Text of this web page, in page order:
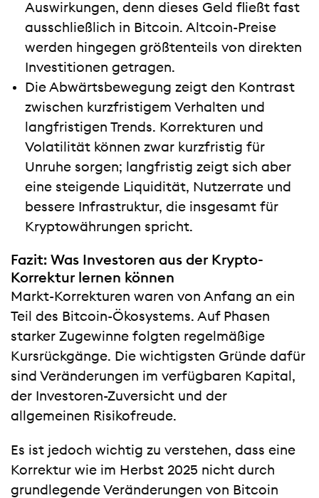
Auswirkungen, denn dieses Geld fließt fast
ausschließlich in Bitcoin. Altcoin-Preise
werden hingegen größtenteils von direkten
Investitionen getragen.
Die Abwärtsbewegung zeigt den Kontrast
zwischen kurzfristigem Verhalten und
langfristigen Trends. Korrekturen und
Volatilität können zwar kurzfristig für
Unruhe sorgen; langfristig zeigt sich aber
eine steigende Liquidität, Nutzerrate und
bessere Infrastruktur, die insgesamt für
Kryptowährungen spricht.
Fazit: Was Investoren aus der Krypto-
Korrektur lernen können
Markt-Korrekturen waren von Anfang an ein
Teil des Bitcoin-Ökosystems. Auf Phasen
starker Zugewinne folgten regelmäßige
Kursrückgänge. Die wichtigsten Gründe dafür
sind Veränderungen im verfügbaren Kapital,
der Investoren-Zuversicht und der
allgemeinen Risikofreude.
Es ist jedoch wichtig zu verstehen, dass eine
Korrektur wie im Herbst 2025 nicht durch
grundlegende Veränderungen von Bitcoin